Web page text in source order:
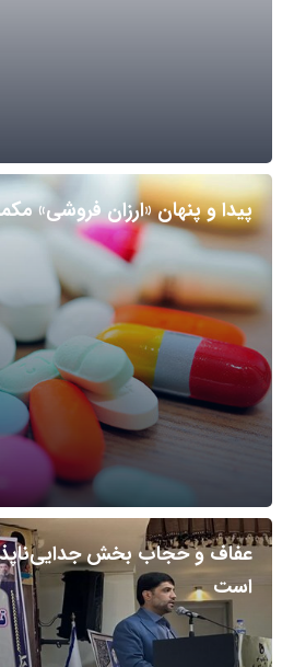
پیدا و پنهان «ارزان فروشی»
عفاف و حجاب بخش
است